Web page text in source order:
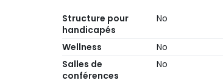
Structure pour
handicapés
No
Wellness
No
Salles de
conférences
No